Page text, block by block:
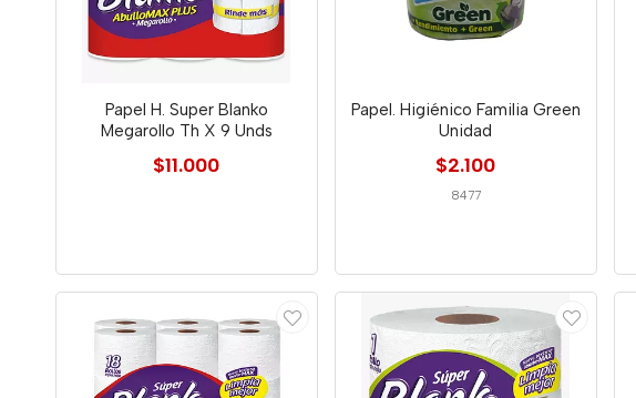
Papel H. Super Blanko
Megarollo Th X 9 Unds
$11.000
Papel. Higiénico Familia Green
Unidad
$2.100
8477